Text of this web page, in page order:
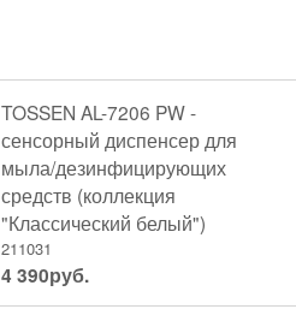
TOSSEN AL-7206 PW -
сенсорный диспенсер для
мыла/дезинфицирующих
средств (коллекция
"Классический белый")
211031
4 390руб.